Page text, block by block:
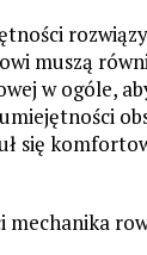
muszą
w ogóle,
się